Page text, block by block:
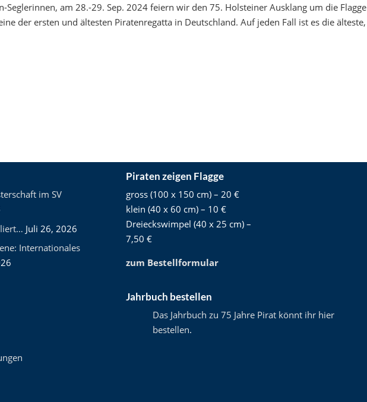
Seglerinnen, am 28.-29. Sep. 2024 feiern wir den 75. Holsteiner Ausklang um die Flagge
der ersten und ältesten Piratenregatta in Deutschland. Auf jeden Fall ist es die älteste,
im SV
Juli 26, 2026
Internationales
Piraten zeigen Flagge
gross (100 x 150 cm) – 20 €
klein (40 x 60 cm) – 10 €
Dreieckswimpel (40 x 25 cm) –
7,50 €
zum Bestellformular
Jahrbuch bestellen
Das Jahrbuch zu 75 Jahre Pirat könnt ihr hier
bestellen.